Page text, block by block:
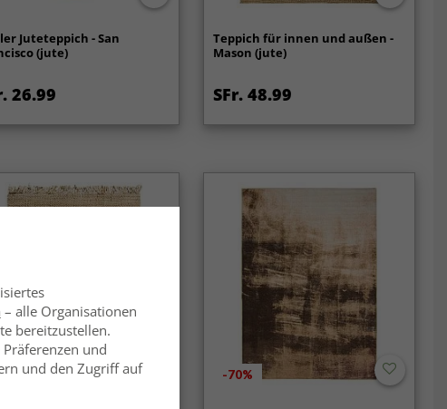
Juteteppich - San
(jute)
26.99
Teppich für innen und außen -
Mason (jute)
SFr. 48.99
-70%
– alle Organisationen
bereitzustellen.
und
und den Zugriff auf